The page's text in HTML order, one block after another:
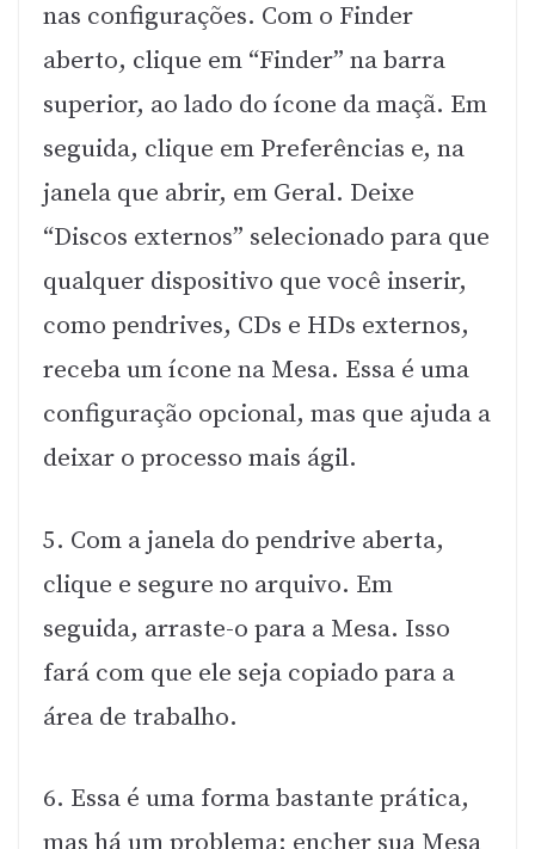
nas configurações. Com o Finder
aberto, clique em “Finder” na barra
superior, ao lado do ícone da maçã. Em
seguida, clique em Preferências e, na
janela que abrir, em Geral. Deixe
“Discos externos” selecionado para que
qualquer dispositivo que você inserir,
como pendrives, CDs e HDs externos,
receba um ícone na Mesa. Essa é uma
configuração opcional, mas que ajuda a
deixar o processo mais ágil.
5. Com a janela do pendrive aberta,
clique e segure no arquivo. Em
seguida, arraste-o para a Mesa. Isso
fará com que ele seja copiado para a
área de trabalho.
6. Essa é uma forma bastante prática,